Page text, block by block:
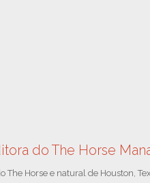
do The Horse
The Horse e natural de Houston,